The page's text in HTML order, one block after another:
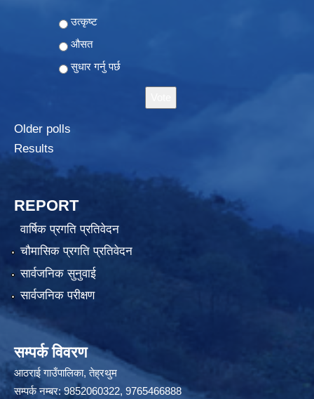
Choices
उत्कृष्ट
औसत
सुधार गर्नु पर्छ
Older polls
Results
REPORT
वार्षिक प्रगति प्रतिवेदन
चौमासिक प्रगति प्रतिवेदन
सार्वजनिक सुनुवाई
सार्वजनिक परीक्षण
सम्पर्क विवरण
आठराई गाउँपालिका, तेह्रथुम
सम्पर्क नम्बर: 9852060322, 9765466888